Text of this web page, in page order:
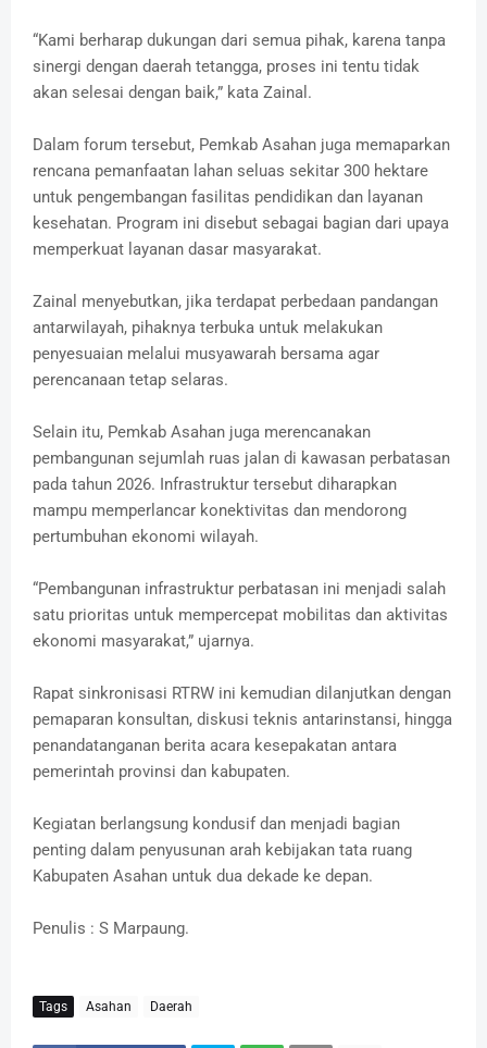
“Kami berharap dukungan dari semua pihak, karena tanpa
sinergi dengan daerah tetangga, proses ini tentu tidak
akan selesai dengan baik,” kata Zainal.
Dalam forum tersebut, Pemkab Asahan juga memaparkan
rencana pemanfaatan lahan seluas sekitar 300 hektare
untuk pengembangan fasilitas pendidikan dan layanan
kesehatan. Program ini disebut sebagai bagian dari upaya
memperkuat layanan dasar masyarakat.
Zainal menyebutkan, jika terdapat perbedaan pandangan
antarwilayah, pihaknya terbuka untuk melakukan
penyesuaian melalui musyawarah bersama agar
perencanaan tetap selaras.
Selain itu, Pemkab Asahan juga merencanakan
pembangunan sejumlah ruas jalan di kawasan perbatasan
pada tahun 2026. Infrastruktur tersebut diharapkan
mampu memperlancar konektivitas dan mendorong
pertumbuhan ekonomi wilayah.
“Pembangunan infrastruktur perbatasan ini menjadi salah
satu prioritas untuk mempercepat mobilitas dan aktivitas
ekonomi masyarakat,” ujarnya.
Rapat sinkronisasi RTRW ini kemudian dilanjutkan dengan
pemaparan konsultan, diskusi teknis antarinstansi, hingga
penandatanganan berita acara kesepakatan antara
pemerintah provinsi dan kabupaten.
Kegiatan berlangsung kondusif dan menjadi bagian
penting dalam penyusunan arah kebijakan tata ruang
Kabupaten Asahan untuk dua dekade ke depan.
Penulis : S Marpaung.
Tags Asahan Daerah